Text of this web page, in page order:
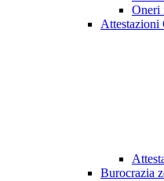
Oneri
Attestazioni
Burocrazia